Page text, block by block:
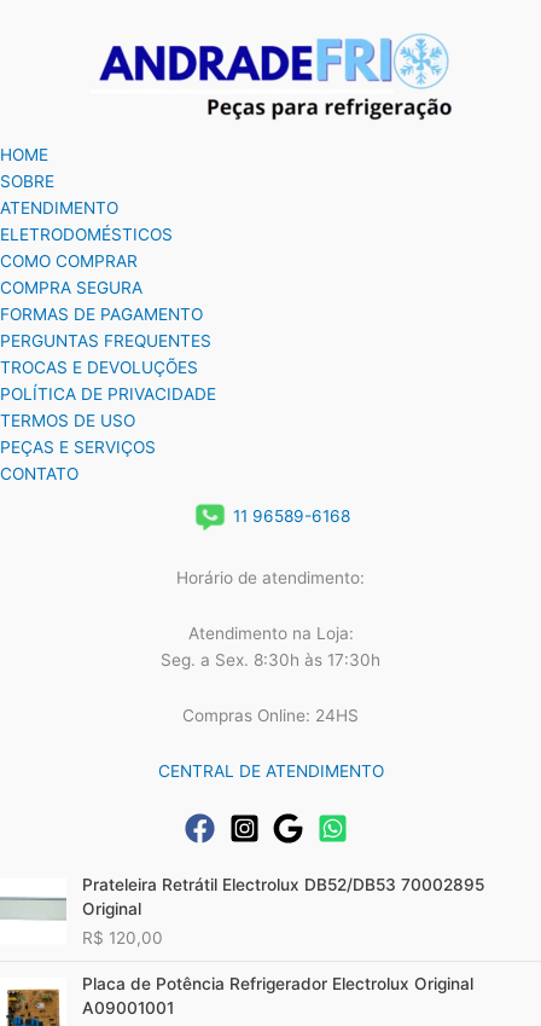
HOME
SOBRE
ATENDIMENTO
ELETRODOMÉSTICOS
COMO COMPRAR
COMPRA SEGURA
FORMAS DE PAGAMENTO
PERGUNTAS FREQUENTES
TROCAS E DEVOLUÇÕES
POLÍTICA DE PRIVACIDADE
TERMOS DE USO
PEÇAS E SERVIÇOS
CONTATO
11 96589-6168
Horário de atendimento:
Atendimento na Loja:
Seg. a Sex. 8:30h às 17:30h
Compras Online: 24HS
CENTRAL DE ATENDIMENTO
Prateleira Retrátil Electrolux DB52/DB53 70002895
Original
R$ 120,00
Placa de Potência Refrigerador Electrolux Original
A09001001